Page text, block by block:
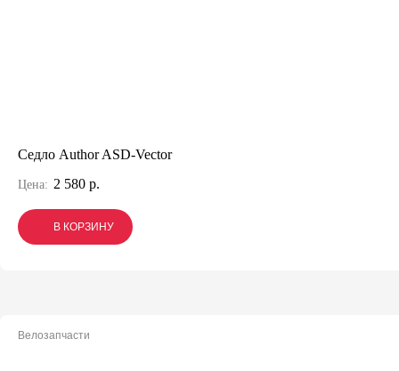
Седло Author ASD-Vector
Цена: 2 580 р.
В КОРЗИНУ
В КОРЗИНУ
В КОРЗИНУ
Велозапчасти